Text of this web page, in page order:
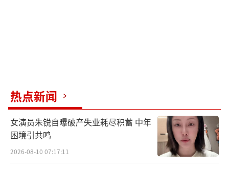
本次盛典的阵容包括：BOYSTORY组合、
曹璐、EVERGLOW王怡人、李振宁、NAME组
合、连淮伟、力丸RIKIMARU、王子浩、Sunne
e杨芸晴、王晨艺EvenWong（排名不分先后，
按姓名首字母排序）等，十几组明星艺人现场
热点新闻
女演员朱锐自曝破产失业耗尽积蓄 中年
困境引共鸣
2026-08-10 07:17:11